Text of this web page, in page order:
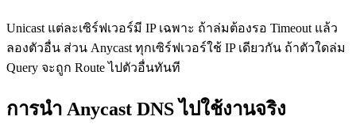
Unicast แต่ละเซิร์ฟเวอร์มี IP เฉพาะ ถ้าล่มต้องรอ Timeout แล้ว
ลองตัวอื่น ส่วน Anycast ทุกเซิร์ฟเวอร์ใช้ IP เดียวกัน ถ้าตัวใดล่ม
Query จะถูก Route ไปตัวอื่นทันที
การนำ Anycast DNS ไปใช้งานจริง